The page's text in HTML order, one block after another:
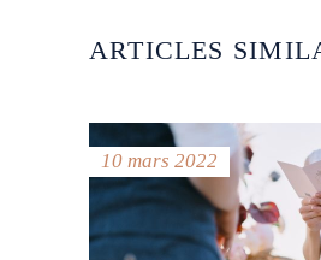
ARTICLES
10 mars 2022